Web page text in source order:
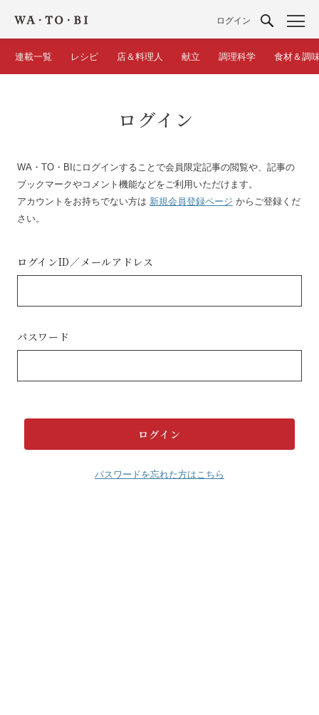
ログイン
連載一覧 レシピ 店＆料理人 献立 調理科学 食材＆調
ログイン
WA・TO・BIにログインすることで会員限定記事の閲覧や、記事の
ブックマークやコメント機能などをご利用いただけます。
アカウントをお持ちでない方は 新規会員登録ページ からご登録くだ
さい。
ログインID／メールアドレス
パスワード
パスワードを忘れた方はこちら